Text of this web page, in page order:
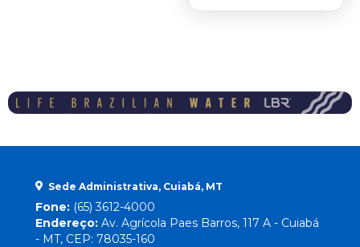
Sede Administrativa, Cuiabá, MT
Fone: (65) 3612-4000
Endereço: Av. Agrícola Paes Barros, 117 A - Cuiabá
- MT, CEP: 78035-160